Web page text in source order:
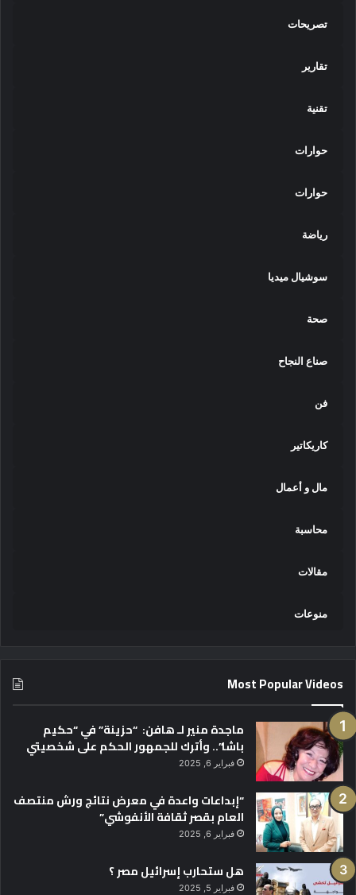
تصريحات
تقارير
تقنية
حوارات
حوارات
رياضة
سوشيال ميديا
صحة
صناع النجاح
فن
كاريكاتير
مال و أعمال
محاسبة
مقالات
منوعات
Most Popular Videos
ماجدة منير لـ هافن: “حزينة” في “حكيم
باشا”.. وأترك للجمهور الحكم على شخصيتي
فبراير 6, 2025
“إبداعات واعدة في معرض نتائج ورش منتصف
العام بقصر ثقافة الأنفوشي”
فبراير 6, 2025
هل ستحارب إسرائيل مصر ؟
فبراير 5, 2025